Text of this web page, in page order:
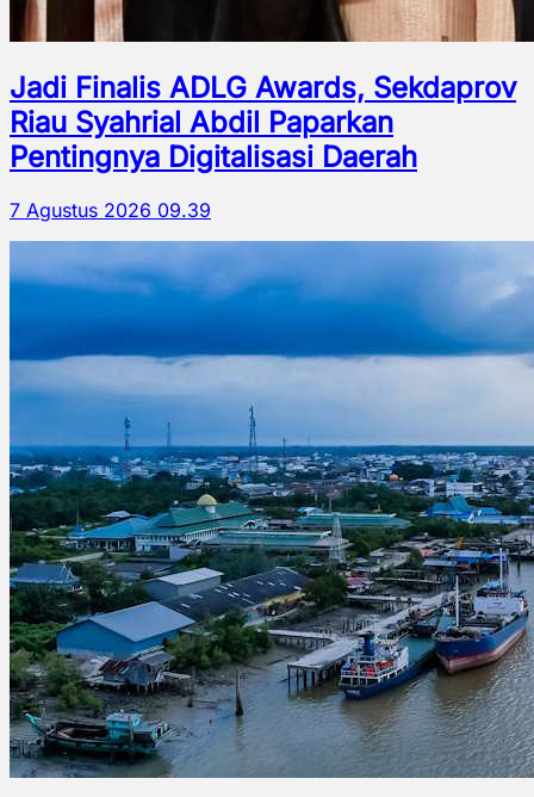
Jadi Finalis ADLG Awards, Sekdaprov
Riau Syahrial Abdil Paparkan
Pentingnya Digitalisasi Daerah
7 Agustus 2026 09.39